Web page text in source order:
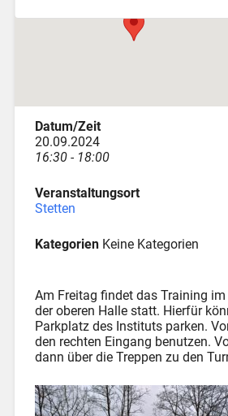
Datum/Zeit
20.09.2024
16:30 - 18:00
Veranstaltungsort
Stetten
KategorienKeine Kategorien
Am Freitag findet das Training
der oberen Halle statt. Hierfür
Parkplatz des Instituts parken.
den rechten Eingang benutzen.
dann über die Treppen zu den